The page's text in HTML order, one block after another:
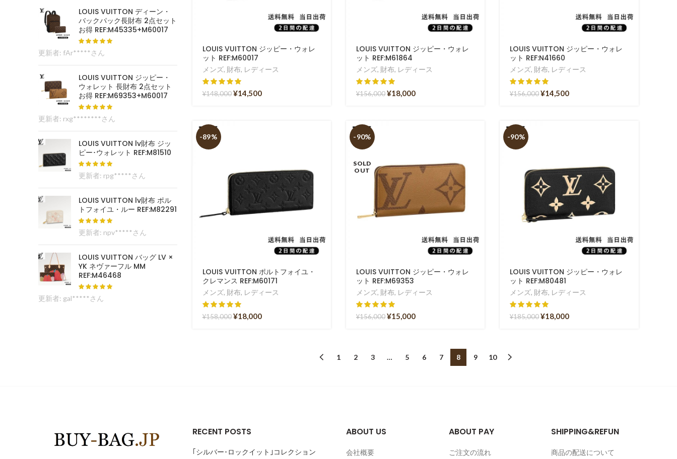
LOUIS VUITTON ジッピー・ウォレ
ット REF:M60017
メンズ, 財布, レディース
¥148,000 ¥14,500
LOUIS VUITTON ジッピー・ウォレ
ット REF:M61864
メンズ, 財布, レディース
¥156,000¥18,000
LOUIS VUITTON ジッピー・ウォレ
ット REF:N41660
メンズ, 財布, レディース
¥156,000¥14,500
-89%
LOUIS VUITTON ポルトフォイユ・
クレマンス REF:M60171
メンズ, 財布, レディース
¥158,000 ¥18,000
-90%
SOLD
OUT
LOUIS VUITTON ジッピー・ウォレ
ット REF:M69353
メンズ, 財布, レディース
¥156,000¥15,000
-90%
LOUIS VUITTON ジッピー・ウォレ
ット REF:M80481
メンズ, 財布, レディース
¥185,000¥18,000
1 2 3 … 5 6 7 8 9 10
LOUIS VUITTON ディーン・
バックパック長財布 2点セット
お得 REF:M45335+M60017
更新者: fAr*****さん
LOUIS VUITTON ジッピー・
ウォレット 長財布 2点セット
お得 REF:M69353+M60017
更新者: rxg********さん
LOUIS VUITTON lv財布 ジッ
ピー･ウォレット REF:M81510
更新者: rpg*****さん
LOUIS VUITTON lv財布 ポル
トフォイユ・ルー REF:M82291
更新者: npv*****さん
LOUIS VUITTON バッグ LV ×
YK ネヴァーフル MM
REF:M46468
更新者: gal*****さん
RECENT POSTS
｢シルバー･ロックイット｣コレクション
ABOUT US
会社概要
ABOUT PAY
ご注文の流れ
SHIPPING&REFUN
商品の配送について